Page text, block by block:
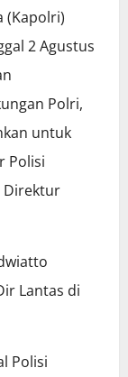
(Kapolri)
2 Agustus
Polri,
untuk
Polisi
Direktur
Lantas di
Polisi